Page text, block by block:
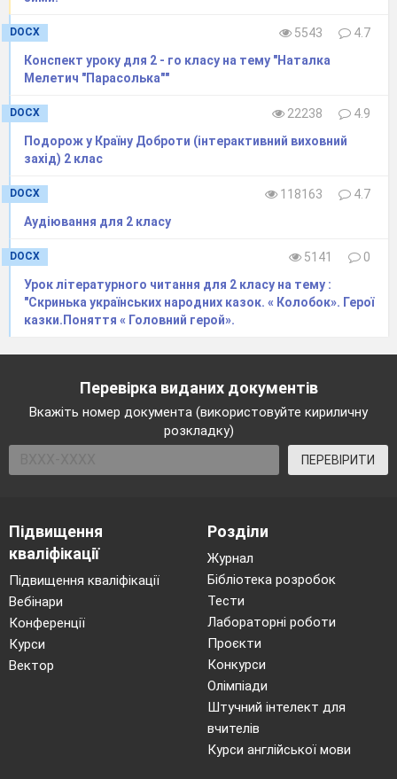
DOCX 5543
4.7
Конспект уроку для 2 - го класу на тему "Наталка
Мелетич "Парасолька""
DOCX 22238
4.9
Подорож у Країну Доброти (інтерактивний виховний
захід) 2 клас
DOCX 118163
4.7
Аудіювання для 2 класу
DOCX 5141
0
Урок літературного читання для 2 класу на тему :
"Скринька українських народних казок. « Колобок». Герої
казки.Поняття « Головний герой».
Перевірка виданих документів
Вкажіть номер документа (використовуйте кириличну
розкладку)
ПЕРЕВІРИТИ
Підвищення
кваліфікації
Підвищення кваліфікації
Вебінари
Конференції
Курси
Вектор
Розділи
Журнал
Бібліотека розробок
Тести
Лабораторні роботи
Проєкти
Конкурси
Олімпіади
Штучний інтелект для
вчителів
Курси англійської мови